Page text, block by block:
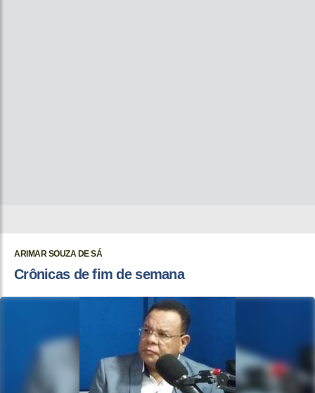
ARIMAR SOUZA DE SÁ
Crônicas de fim de semana